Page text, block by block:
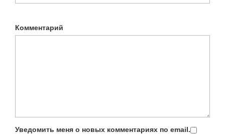
Комментарий
Уведомить меня о новых комментариях по email.